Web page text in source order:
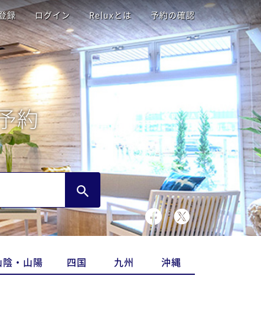
録 ログイン Reluxとは 予約の確認
約
陰・山陽 四国 九州 沖縄